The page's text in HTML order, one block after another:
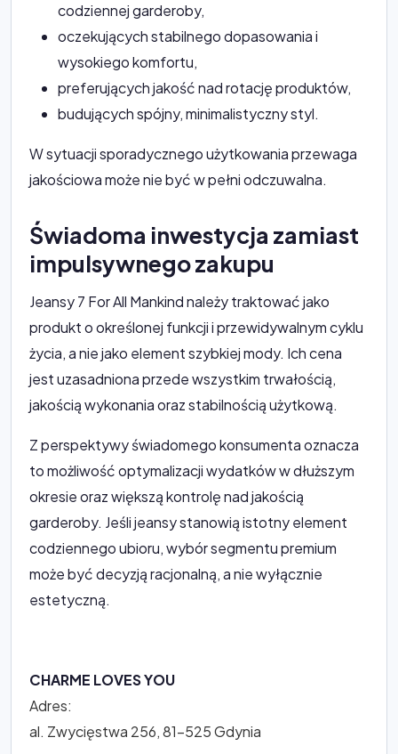
codziennej garderoby,
oczekujących stabilnego dopasowania i
wysokiego komfortu,
preferujących jakość nad rotację produktów,
budujących spójny, minimalistyczny styl.
W sytuacji sporadycznego użytkowania przewaga
jakościowa może nie być w pełni odczuwalna.
Świadoma inwestycja zamiast
impulsywnego zakupu
Jeansy 7 For All Mankind należy traktować jako
produkt o określonej funkcji i przewidywalnym cyklu
życia, a nie jako element szybkiej mody. Ich cena
jest uzasadniona przede wszystkim trwałością,
jakością wykonania oraz stabilnością użytkową.
Z perspektywy świadomego konsumenta oznacza
to możliwość optymalizacji wydatków w dłuższym
okresie oraz większą kontrolę nad jakością
garderoby. Jeśli jeansy stanowią istotny element
codziennego ubioru, wybór segmentu premium
może być decyzją racjonalną, a nie wyłącznie
estetyczną.
CHARME LOVES YOU
Adres:
al. Zwycięstwa 256, 81-525 Gdynia